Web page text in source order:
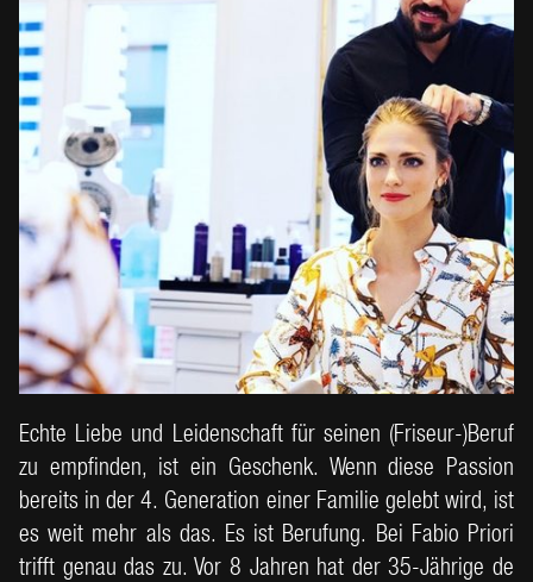
Echte Liebe und Leidenschaft für seinen (Friseur-)Beruf
zu empfinden, ist ein Geschenk. Wenn diese Passion
bereits in der 4. Generation einer Familie gelebt wird, ist
es weit mehr als das. Es ist Berufung. Bei Fabio Priori
trifft genau das zu. Vor 8 Jahren hat der 35-Jährige de